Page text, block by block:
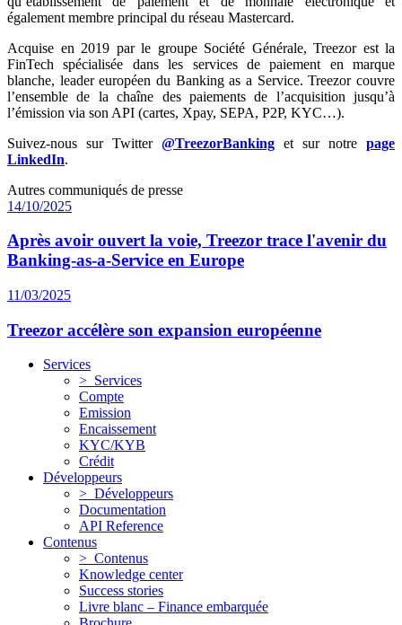
également membre principal du réseau Mastercard.
Acquise en 2019 par le groupe Société Générale, Treezor est la
FinTech spécialisée dans les services de paiement en marque
blanche, leader européen du Banking as a Service. Treezor couvre
l’ensemble de la chaîne des paiements de l’acquisition jusqu’à
l’émission via son API (cartes, Xpay, SEPA, P2P, KYC…).
Suivez-nous sur Twitter @TreezorBanking et sur notre page
LinkedIn.
Autres communiqués de presse
14/10/2025
Après avoir ouvert la voie, Treezor trace l'avenir du
Banking-as-a-Service en Europe
11/03/2025
Treezor accélère son expansion européenne
Services
> Services
Compte
Emission
Encaissement
KYC/KYB
Crédit
Développeurs
> Développeurs
Documentation
API Reference
Contenus
> Contenus
Knowledge center
Success stories
Livre blanc – Finance embarquée